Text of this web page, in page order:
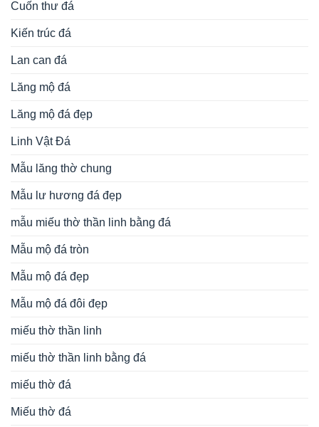
Cuốn thư đá
Kiến trúc đá
Lan can đá
Lăng mộ đá
Lăng mộ đá đẹp
Linh Vật Đá
Mẫu lăng thờ chung
Mẫu lư hương đá đẹp
mẫu miếu thờ thần linh bằng đá
Mẫu mộ đá tròn
Mẫu mộ đá đẹp
Mẫu mộ đá đôi đẹp
miếu thờ thần linh
miếu thờ thần linh bằng đá
miếu thờ đá
Miếu thờ đá